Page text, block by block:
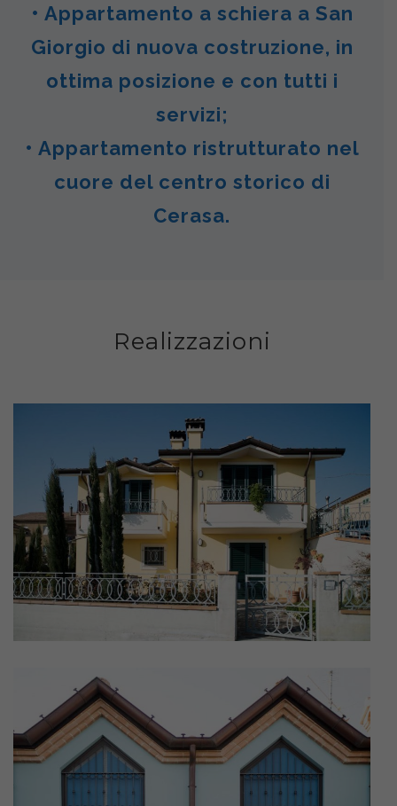
• Appartamento a schiera a San
Giorgio di nuova costruzione, in
ottima posizione e con tutti i
servizi;
• Appartamento ristrutturato nel
cuore del centro storico di
Cerasa.
Realizzazioni